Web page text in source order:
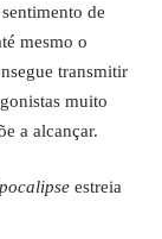
de
mesmo o
transmitir
muito
a alcançar.
estreia